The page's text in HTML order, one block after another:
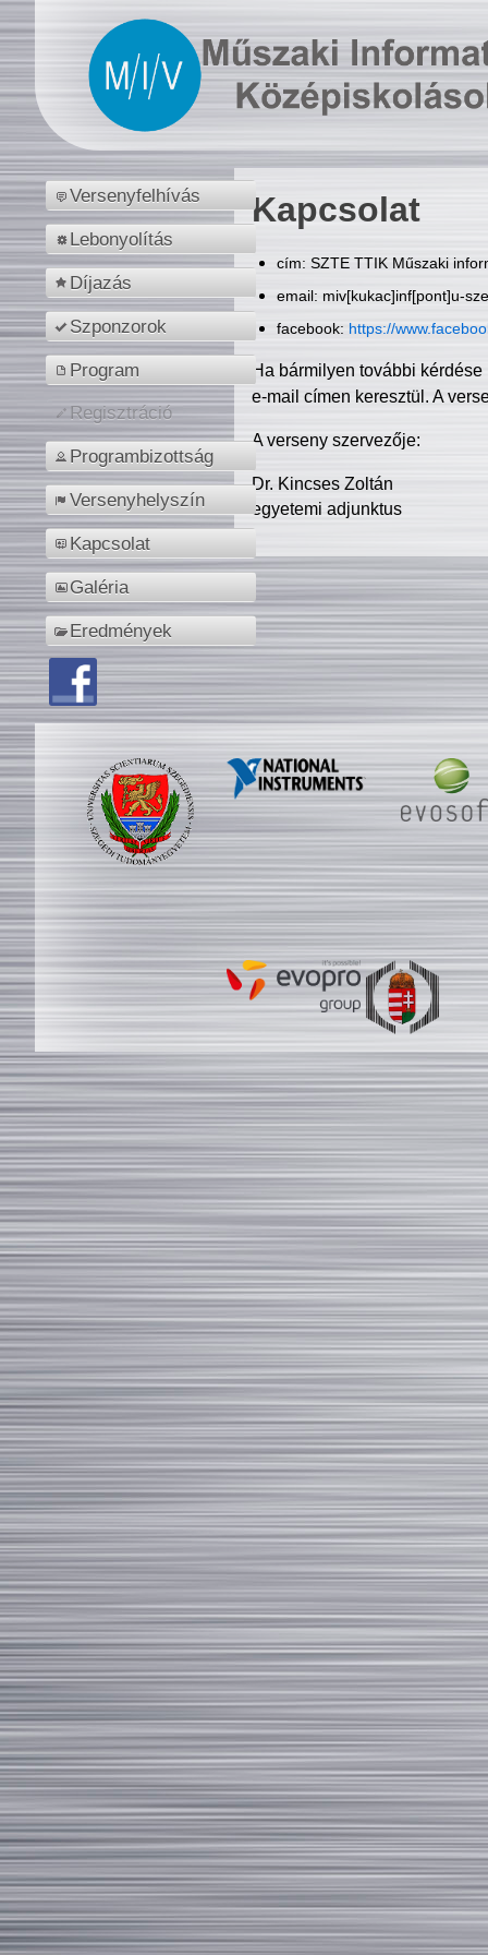
Versenyfelhívás
Lebonyolítás
Díjazás
Szponzorok
Program
Regisztráció
Programbizottság
Versenyhelyszín
Kapcsolat
Galéria
Eredmények
Kapcsolat
cím: SZTE TTIK Műszaki
email: miv[kukac]inf[pont]u-
facebook: https://
Ha bármilyen további
e-mail címen keresztül. A
A verseny szervezője:
Dr. Kincses Zoltán
egyetemi adjunktus